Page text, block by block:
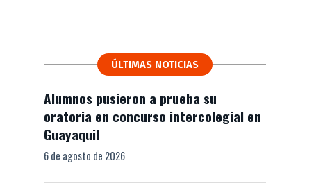
ÚLTIMAS NOTICIAS
Alumnos pusieron a prueba su
oratoria en concurso intercolegial en
Guayaquil
6 de agosto de 2026